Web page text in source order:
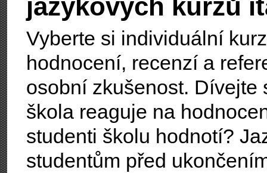
jazykových kurzů
Vyberte si individuální
hodnocení, recenzí a
osobní zkušenost. Dívejte
škola reaguje na
studenti školu hodnotí?
studentům před